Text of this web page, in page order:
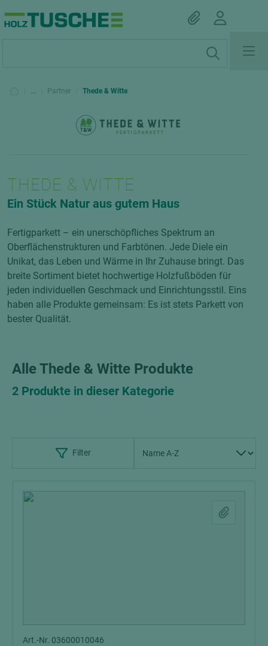
... Partner Thede & Witte
THEDE & WITTE
Ein Stück Natur aus gutem Haus
Fertigparkett – ein unerschöpfliches Spektrum an
Oberflächenstrukturen und Farbtönen. Jede Diele ein
Unikat, das Leben und Wärme in Ihr Zuhause bringt. Das
breite Sortiment bietet hochwertige Holzfußböden für
jeden individuellen Geschmack und Einrichtungsstil. Eins
haben alle Produkte gemeinsam: Es ist stets Parkett von
bester Qualität.
Alle Thede & Witte Produkte
2 Produkte in dieser Kategorie
Filter
Art.-Nr. 03600010046